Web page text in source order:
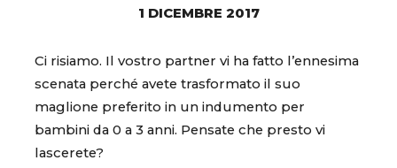
1 DICEMBRE 2017
Ci risiamo. Il vostro partner vi ha fatto l’ennesima
scenata perché avete trasformato il suo
maglione preferito in un indumento per
bambini da 0 a 3 anni. Pensate che presto vi
lascerete?